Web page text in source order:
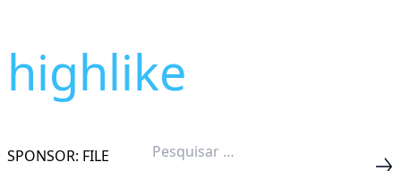
highlike
SPONSOR: FILE